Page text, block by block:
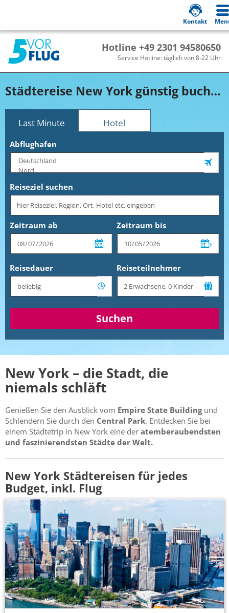
Hotline +49 2301 94580650
Service Hotline: täglich von 8-22 Uhr
Kontakt
Städtereise New York günstig buchen!
Last Minute Hotel
Abflughafen
Reiseziel suchen
Zeitraum ab Zeitraum bis
Reisedauer Reiseteilnehmer
Suchen
New York – die Stadt, die
niemals schläft
Genießen Sie den Ausblick vom Empire State Buildingund
Schlendern Sie durch den Central Park. Entdecken Sie bei
einem Städtetrip in New York eine der atemberaubendsten
und faszinierendsten Städte der Welt.
New York Städtereisen für jedes
Budget, inkl. Flug